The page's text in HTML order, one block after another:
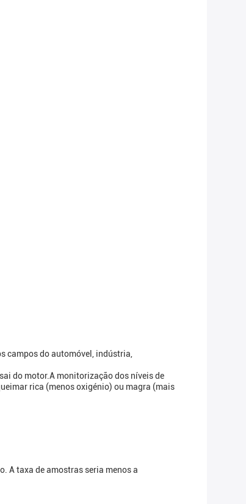
campos do automóvel, indústria,
do motor.A monitorização dos níveis de
rica (menos oxigénio) ou magra (mais
A taxa de amostras seria menos a